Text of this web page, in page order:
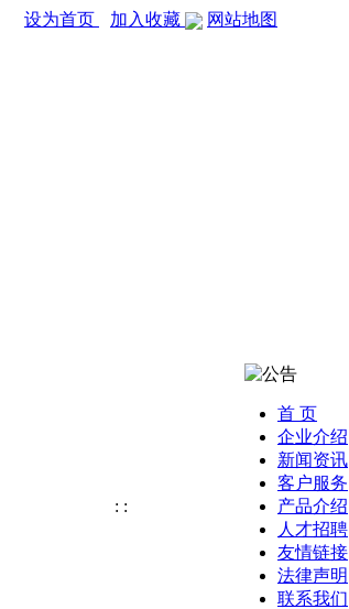
设为首页 加入收藏 网站地图
: :
首 页
企业介绍
新闻资讯
客户服务
产品介绍
人才招聘
友情链接
法律声明
联系我们